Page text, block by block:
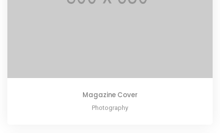
Magazine Cover
Photography